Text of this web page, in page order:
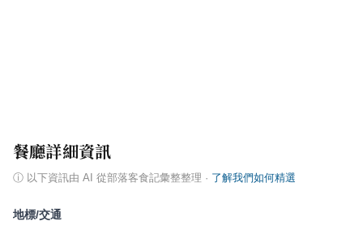
餐廳詳細資訊
ⓘ 以下資訊由 AI 從部落客食記彙整整理 · 了解我們如何精選
地標/交通